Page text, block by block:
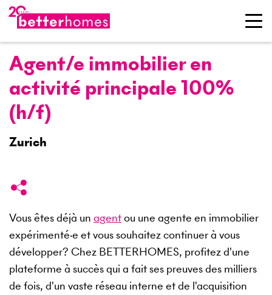
Agent/e immobilier en
activité principale 100%
(h/f)
Zurich
Vous êtes déjà un agentou une agente en immobilier
expérimenté·e et vous souhaitez continuer à vous
développer? Chez BETTERHOMES, profitez d'une
plateforme à succès qui a fait ses preuves des milliers
de fois, d'un vaste réseau interne et de l'acquisition